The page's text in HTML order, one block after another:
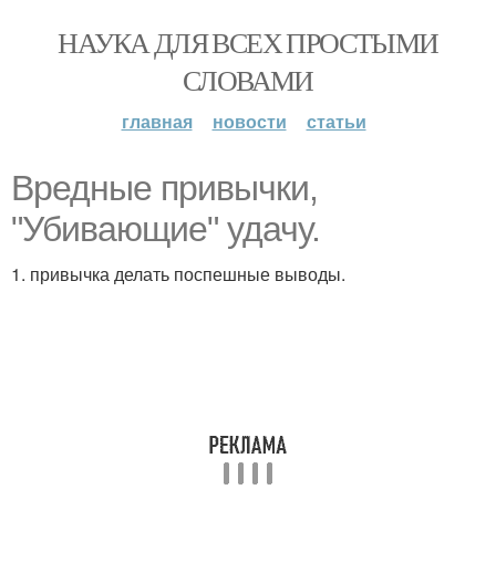
НАУКА ДЛЯ ВСЕХ ПРОСТЫМИ
СЛОВАМИ
главная новости статьи
Вредные привычки,
"Убивающие" удачу.
1. привычка делать поспешные выводы.